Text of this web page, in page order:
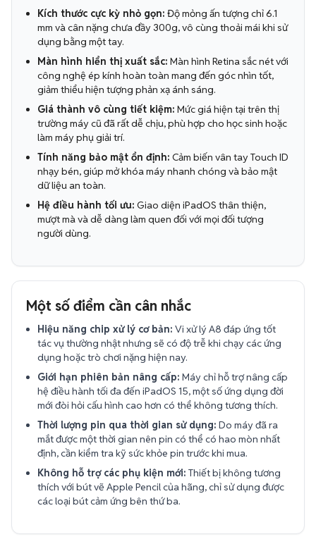
Kích thước cực kỳ nhỏ gọn: Độ mỏng ấn tượng chỉ 6.1
mm và cân nặng chưa đầy 300g, vô cùng thoải mái khi sử
dụng bằng một tay.
Màn hình hiển thị xuất sắc: Màn hình Retina sắc nét với
công nghệ ép kính hoàn toàn mang đến góc nhìn tốt,
giảm thiểu hiện tượng phản xạ ánh sáng.
Giá thành vô cùng tiết kiệm: Mức giá hiện tại trên thị
trường máy cũ đã rất dễ chịu, phù hợp cho học sinh hoặc
làm máy phụ giải trí.
Tính năng bảo mật ổn định: Cảm biến vân tay Touch ID
nhạy bén, giúp mở khóa máy nhanh chóng và bảo mật
dữ liệu an toàn.
Hệ điều hành tối ưu: Giao diện iPadOS thân thiện,
mượt mà và dễ dàng làm quen đối với mọi đối tượng
người dùng.
Một số điểm cần cân nhắc
Hiệu năng chip xử lý cơ bản: Vi xử lý A8 đáp ứng tốt
tác vụ thường nhật nhưng sẽ có độ trễ khi chạy các ứng
dụng hoặc trò chơi nặng hiện nay.
Giới hạn phiên bản nâng cấp: Máy chỉ hỗ trợ nâng cấp
hệ điều hành tối đa đến iPadOS 15, một số ứng dụng đời
mới đòi hỏi cấu hình cao hơn có thể không tương thích.
Thời lượng pin qua thời gian sử dụng: Do máy đã ra
mắt được một thời gian nên pin có thể có hao mòn nhất
định, cần kiểm tra kỹ sức khỏe pin trước khi mua.
Không hỗ trợ các phụ kiện mới: Thiết bị không tương
thích với bút vẽ Apple Pencil của hãng, chỉ sử dụng được
các loại bút cảm ứng bên thứ ba.